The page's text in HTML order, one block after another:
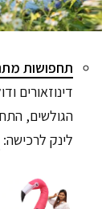
תחפושות
דינוזאורים
הגולשים,
לינק לרכישה: